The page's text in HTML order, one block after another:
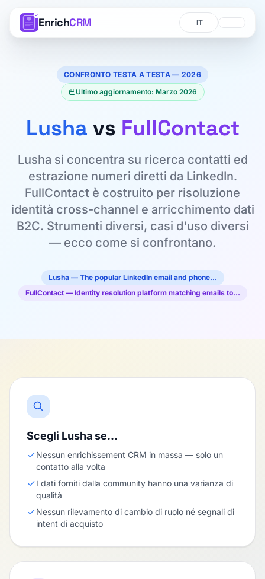
EnrichCRM Lingua
Lingua
CONFRONTO TESTA A TESTA — 2026
Ultimo aggiornamento: Marzo 2026
Lusha vs FullContact
Lusha si concentra su ricerca contatti ed
estrazione numeri diretti da LinkedIn.
FullContact è costruito per risoluzione
identità cross-channel e arricchimento dati
B2C. Strumenti diversi, casi d'uso diversi
— ecco come si confrontano.
Lusha — The popular LinkedIn email and phone…
FullContact — Identity resolution platform matching emails to…
Scegli Lusha se…
Nessun enrichissement CRM in massa — solo un
contatto alla volta
I dati forniti dalla community hanno una varianza di
qualità
Nessun rilevamento di cambio di ruolo né segnali di
intent di acquisto